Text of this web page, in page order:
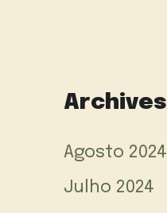
Archives
Agosto 2024
Julho 2024